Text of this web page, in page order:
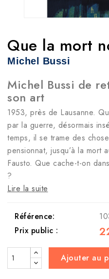
Que la mort
Michel Bussi
Michel Bussi de
son art
1953, près de Lausanne.
par la guerre, désormais
temps, il se trame des
pensionnat, jusqu’à la mort
Fausto. Que cache-t-on
?
Lire la suite
Référence:
Prix public :
Ajouter au